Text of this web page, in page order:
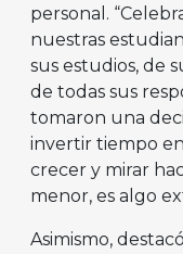
personal.
nuestras
sus estudios, de
de todas sus
tomaron una
invertir tiempo
crecer y mirar
menor, es algo
Asimismo,